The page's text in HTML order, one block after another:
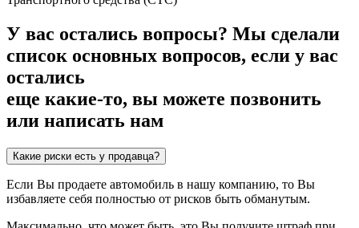
У вас остались вопросы? Мы сделали
список основных вопросов, если у вас
остались
еще какие-то, вы можете позвонить
или написать нам
Какие риски есть у продавца?
Если Вы продаете автомобиль в нашу компанию, то Вы
избавляете себя полностью от рисков быть обманутым.